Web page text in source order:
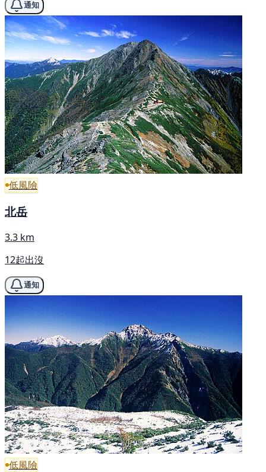
通知
低風險
北岳
3.3 km
12起出沒
通知
低風險